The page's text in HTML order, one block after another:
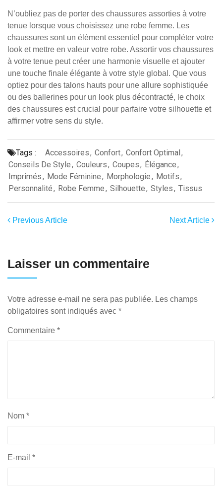
N’oubliez pas de porter des chaussures assorties à votre
tenue lorsque vous choisissez une robe femme. Les
chaussures sont un élément essentiel pour compléter votre
look et mettre en valeur votre robe. Assortir vos chaussures
à votre tenue peut créer une harmonie visuelle et ajouter
une touche finale élégante à votre style global. Que vous
optiez pour des talons hauts pour une allure sophistiquée
ou des ballerines pour un look plus décontracté, le choix
des chaussures est crucial pour parfaire votre silhouette et
affirmer votre sens du style.
Tags : Accessoires, Confort, Confort Optimal,
Conseils De Style, Couleurs, Coupes, Élégance,
Imprimés, Mode Féminine, Morphologie, Motifs,
Personnalité, Robe Femme, Silhouette, Styles, Tissus
Previous Article Next Article
Laisser un commentaire
Votre adresse e-mail ne sera pas publiée. Les champs
obligatoires sont indiqués avec *
Commentaire *
Nom *
E-mail *